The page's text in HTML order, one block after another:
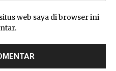
web saya di browser ini